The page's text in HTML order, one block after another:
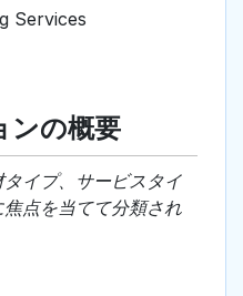
Services
ンの概要
イプ、サービスタイ
点を当てて分類され